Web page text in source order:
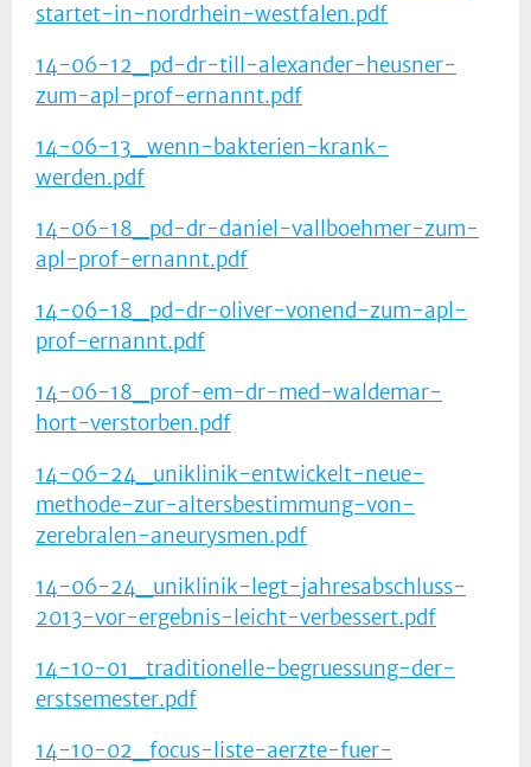
startet-in-nordrhein-westfalen.pdf
14-06-12_pd-dr-till-alexander-heusner-
zum-apl-prof-ernannt.pdf
14-06-13_wenn-bakterien-krank-
werden.pdf
14-06-18_pd-dr-daniel-vallboehmer-zum-
apl-prof-ernannt.pdf
14-06-18_pd-dr-oliver-vonend-zum-apl-
prof-ernannt.pdf
14-06-18_prof-em-dr-med-waldemar-
hort-verstorben.pdf
14-06-24_uniklinik-entwickelt-neue-
methode-zur-altersbestimmung-von-
zerebralen-aneurysmen.pdf
14-06-24_uniklinik-legt-jahresabschluss-
2013-vor-ergebnis-leicht-verbessert.pdf
14-10-01_traditionelle-begruessung-der-
erstsemester.pdf
14-10-02_focus-liste-aerzte-fuer-